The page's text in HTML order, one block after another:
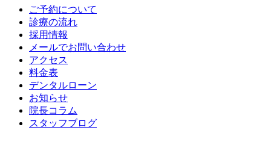
ご予約について
診療の流れ
採用情報
メールでお問い合わせ
アクセス
料金表
デンタルローン
お知らせ
院長コラム
スタッフブログ